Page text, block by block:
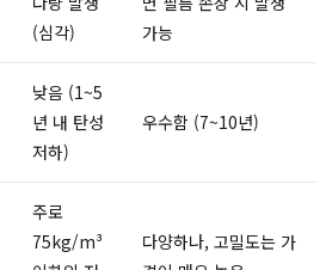
(심각)
가능
낮음 (1~5
년 내 탄성
저하)
우수함 (7~10년)
주로
75kg/m³
다양하나, 고밀도는 가